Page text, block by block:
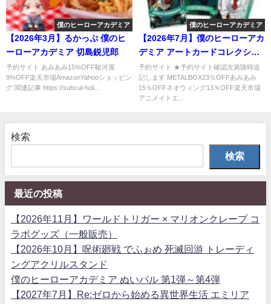
僕のヒーローアカデミア
【2026年3月】るかっぷ 僕のヒ
ーローアカデミア 切島鋭児郎
予約サイト あみあみ15%OFF駿河屋
9%OFF楽天市場AmazonYahooショッピン
グ 関連記事 https://subcul-holi...
僕のヒーローアカデミア
【2026年7月】僕のヒーローアカ
デミア アートカードコレクショ
ン2
予約サイト ★予約サイト確認次第随時追
記します METALBOX23％OFFあみあみ
15％OFFネオウィング13％OFF楽天市場
アニメイトエ...
検索
検索
最近の投稿
【2026年11月】ワールドトリガー × マリオンクレープ コ
ラボグッズ（一般販売）
【2026年10月】呪術廻戦 でふぉめ 死滅回游 トレーディ
ングアクリルスタンド
僕のヒーローアカデミア ぬいパル 第1弾～第4弾
【2027年7月】Re:ゼロから始める異世界生活 エミリア